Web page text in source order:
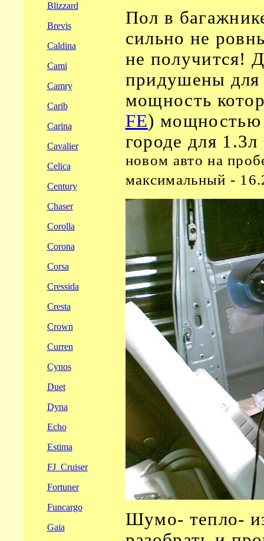
Blizzard
Brevis
Caldina
Cami
Camry
Carib
Carina
Cavalier
Celica
Century
Chaser
Corolla
Corona
Corsa
Cressida
Cresta
Crown
Curren
Cynos
Duet
Dyna
Echo
Estima
FJ_Cruiser
Fortuner
Funcargo
Gaia
Пол в
сильно не
не получится!
придушены для
мощность
FE) мощностью
городе для
новом авто на
максимальный -
Шумо- тепло-